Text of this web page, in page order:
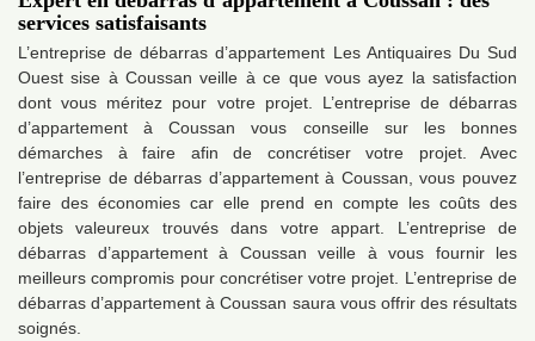
services satisfaisants
L’entreprise de débarras d’appartement Les Antiquaires Du Sud
Ouest sise à Coussan veille à ce que vous ayez la satisfaction
dont vous méritez pour votre projet. L’entreprise de débarras
d’appartement à Coussan vous conseille sur les bonnes
démarches à faire afin de concrétiser votre projet. Avec
l’entreprise de débarras d’appartement à Coussan, vous pouvez
faire des économies car elle prend en compte les coûts des
objets valeureux trouvés dans votre appart. L’entreprise de
débarras d’appartement à Coussan veille à vous fournir les
meilleurs compromis pour concrétiser votre projet. L’entreprise de
débarras d’appartement à Coussan saura vous offrir des résultats
soignés.